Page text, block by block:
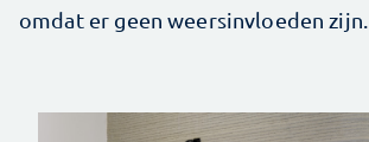
omdat er geen weersinvloeden zijn.